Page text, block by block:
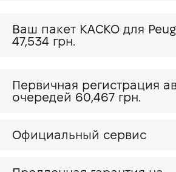
Ваш пакет
47,534 грн.
Первичная регистрация
очередей 60,467 грн.
Официальный сервис